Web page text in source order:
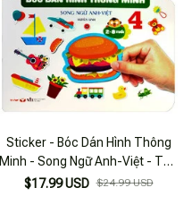
Sticker - Bóc Dán Hình Thông
Minh - Song Ngữ Anh-Việt - Tập
4
$17.99 USD $24.99 USD